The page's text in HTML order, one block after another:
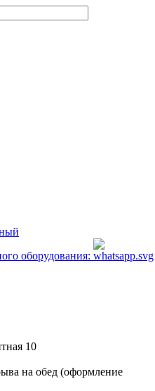
оборудования:
10
на обед (оформление